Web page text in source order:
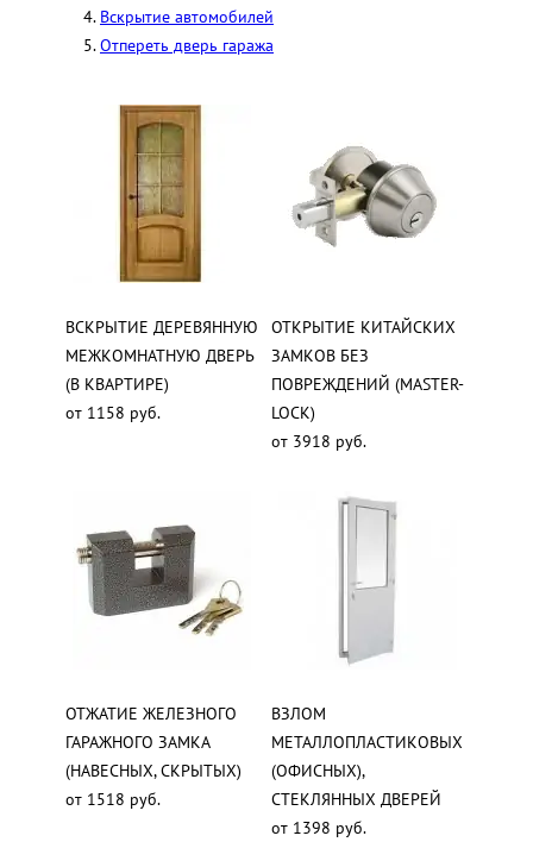
Вскрытие автомобилей
Отпереть дверь гаража
ВСКРЫТИЕ ДЕРЕВЯННУЮ
МЕЖКОМНАТНУЮ ДВЕРЬ
(В КВАРТИРЕ)
от 1158 руб.
ОТКРЫТИЕ КИТАЙСКИХ
ЗАМКОВ БЕЗ
ПОВРЕЖДЕНИЙ (MASTER-
LOCK)
от 3918 руб.
ОТЖАТИЕ ЖЕЛЕЗНОГО
ГАРАЖНОГО ЗАМКА
(НАВЕСНЫХ, СКРЫТЫХ)
от 1518 руб.
ВЗЛОМ
МЕТАЛЛОПЛАСТИКОВЫХ
(ОФИСНЫХ),
СТЕКЛЯННЫХ ДВЕРЕЙ
от 1398 руб.